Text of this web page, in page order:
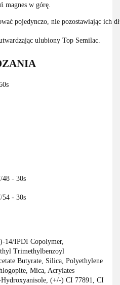
magnes w górę.
pojedynczo, nie pozostawiając ich
ulubiony Top Semilac.
- 30s
- 30s
14/IPDI Copolymer,
Trimethylbenzoyl
Butyrate, Silica, Polyethylene
Mica, Acrylates
(+/-) CI 77891, CI